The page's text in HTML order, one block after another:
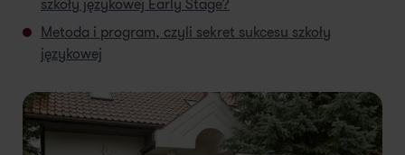
szkoły językowej Early Stage?
Metoda i program, czyli sekret sukcesu szkoły
językowej